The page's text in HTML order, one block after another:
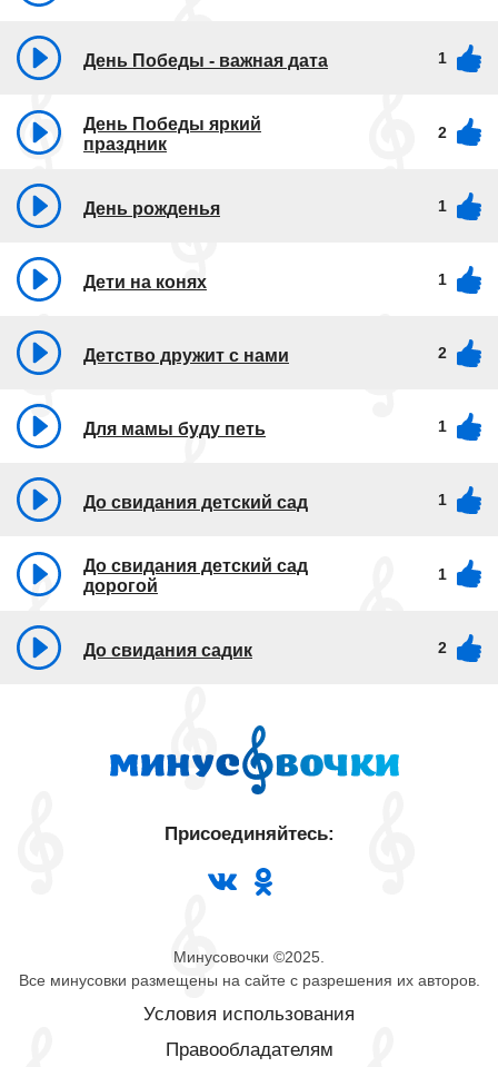
День Победы - важная дата 1
День Победы яркий
праздник
2
День рожденья 1
Дети на конях 1
Детство дружит с нами 2
Для мамы буду петь 1
До свидания детский сад 1
До свидания детский сад
дорогой
1
До свидания садик 2
Минусовочки ©2025.
Все минусовки размещены на сайте с разрешения их авторов.
Условия использования
Правообладателям
Присоединяйтесь: